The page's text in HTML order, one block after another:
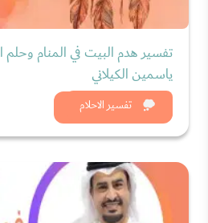
تفسير الاحلام
تفسير هدم البيت في المنام
ياسمين الكيلاني
شاهد الان